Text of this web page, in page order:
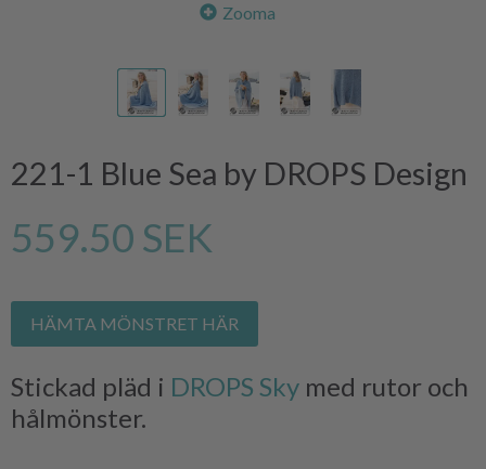
Zooma
221-1 Blue Sea by DROPS Design
559.50 SEK
HÄMTA MÖNSTRET HÄR
Stickad pläd i DROPS Sky med rutor och
hålmönster.